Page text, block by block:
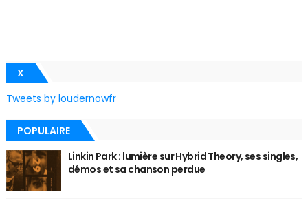
X
Tweets by loudernowfr
POPULAIRE
Linkin Park : lumière sur Hybrid Theory, ses singles,
démos et sa chanson perdue